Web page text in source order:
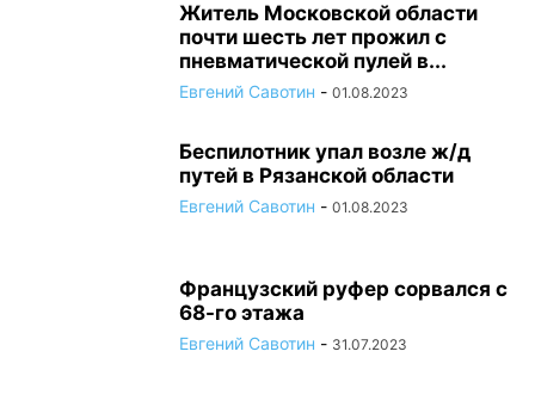
Житель Московской области
почти шесть лет прожил с
пневматической пулей в...
Евгений Савотин - 01.08.2023
Беспилотник упал возле ж/д
путей в Рязанской области
Евгений Савотин - 01.08.2023
Французский руфер сорвался с
68-го этажа
Евгений Савотин - 31.07.2023